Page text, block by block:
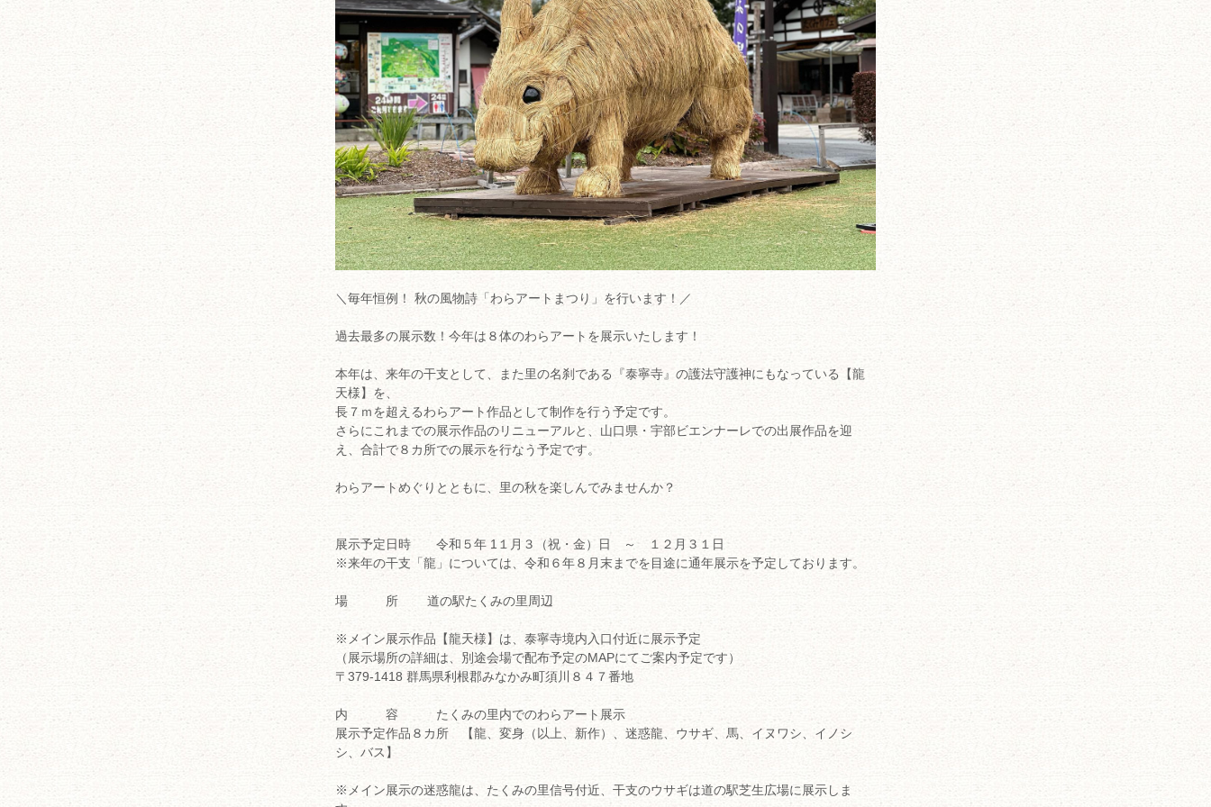
＼毎年恒例！ 秋の風物詩「わらアートまつり」を行います！／
過去最多の展示数！今年は８体のわらアートを展示いたします！
本年は、来年の干支として、また里の名刹である『泰寧寺』の護法守護神にもなっている【龍
天様】を、
長７ｍを超えるわらアート作品として制作を行う予定です。
さらにこれまでの展示作品のリニューアルと、山口県・宇部ビエンナーレでの出展作品を迎
え、合計で８カ所での展示を行なう予定です。
わらアートめぐりとともに、里の秋を楽しんでみませんか？
展示予定日時 令和５年 1１月３（祝・金）日 ～ １２月３１日
※来年の干支「龍」については、令和６年８月末までを目途に通年展示を予定しております。
場 所 道の駅たくみの里周辺
※メイン展示作品【龍天様】は、泰寧寺境内入口付近に展示予定
（展示場所の詳細は、別途会場で配布予定のMAPにてご案内予定です）
〒379-1418 群馬県利根郡みなかみ町須川８４７番地
内 容 たくみの里内でのわらアート展示
展示予定作品８カ所 【龍、変身（以上、新作）、迷惑龍、ウサギ、馬、イヌワシ、イノシ
シ、バス】
※メイン展示の迷惑龍は、たくみの里信号付近、干支のウサギは道の駅芝生広場に展示しま